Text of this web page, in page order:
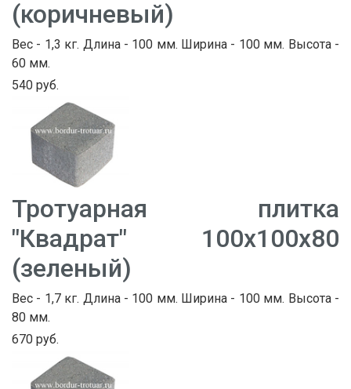
(коричневый)
Вес - 1,3 кг. Длина - 100 мм. Ширина - 100 мм. Высота -
60 мм.
540 руб.
Тротуарная плитка
"Квадрат" 100х100х80
(зеленый)
Вес - 1,7 кг. Длина - 100 мм. Ширина - 100 мм. Высота -
80 мм.
670 руб.